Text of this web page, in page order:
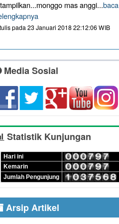
mas anggi...baca
pada 23 Januari 2018 22:12:06 WIB
Media Sosial
Statistik Kunjungan
Hari ini
Kemarin
Jumlah Pengunjung
Arsip Artikel